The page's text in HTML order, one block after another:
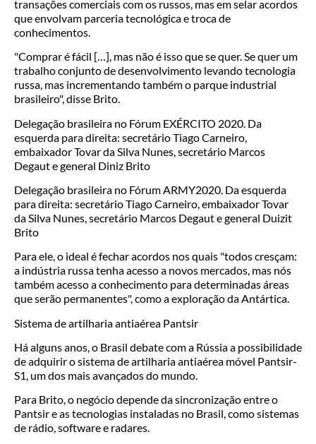
transações comerciais com os russos, mas em selar acordos
que envolvam parceria tecnológica e troca de
conhecimentos.
"Comprar é fácil […], mas não é isso que se quer. Se quer um
trabalho conjunto de desenvolvimento levando tecnologia
russa, mas incrementando também o parque industrial
brasileiro", disse Brito.
Delegação brasileira no Fórum EXÉRCITO 2020. Da
esquerda para direita: secretário Tiago Carneiro,
embaixador Tovar da Silva Nunes, secretário Marcos
Degaut e general Diniz Brito
Delegação brasileira no Fórum ARMY2020. Da esquerda
para direita: secretário Tiago Carneiro, embaixador Tovar
da Silva Nunes, secretário Marcos Degaut e general Duizit
Brito
Para ele, o ideal é fechar acordos nos quais "todos cresçam:
a indústria russa tenha acesso a novos mercados, mas nós
também acesso a conhecimento para determinadas áreas
que serão permanentes", como a exploração da Antártica.
Sistema de artilharia antiaérea Pantsir
Há alguns anos, o Brasil debate com a Rússia a possibilidade
de adquirir o sistema de artilharia antiaérea móvel Pantsir-
S1, um dos mais avançados do mundo.
Para Brito, o negócio depende da sincronização entre o
Pantsir e as tecnologias instaladas no Brasil, como sistemas
de rádio, software e radares.